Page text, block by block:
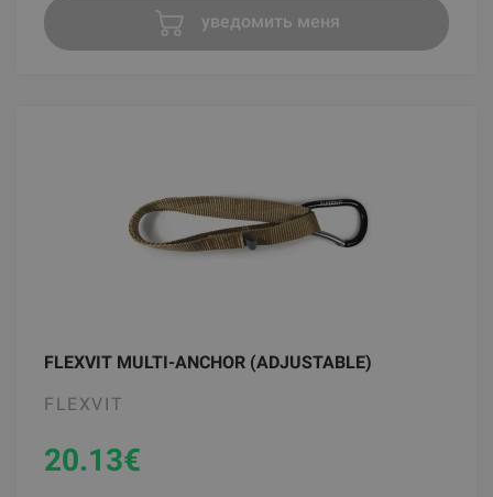
уведомить меня
FLEXVIT MULTI-ANCHOR (ADJUSTABLE)
FLEXVIT
20.13€